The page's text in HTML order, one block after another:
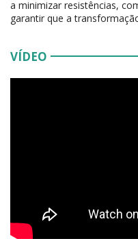
a minimizar resistências,
garantir que a
VÍDEO